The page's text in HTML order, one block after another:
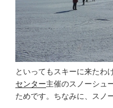
といってもスキーに来たわ
センター主催のスノーシュ
ためです。ちなみに、スノ